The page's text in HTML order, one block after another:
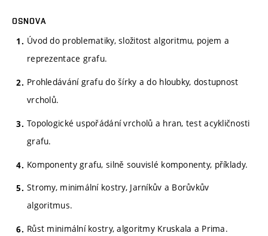
OSNOVA
Úvod do problematiky, složitost algoritmu, pojem a
reprezentace grafu.
Prohledávání grafu do šírky a do hloubky, dostupnost
vrcholů.
Topologické uspořádání vrcholů a hran, test acykličnosti
grafu.
Komponenty grafu, silně souvislé komponenty, příklady.
Stromy, minimální kostry, Jarníkův a Borůvkův
algoritmus.
Růst minimální kostry, algoritmy Kruskala a Prima.